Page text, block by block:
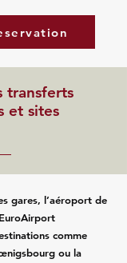
transferts
et sites
gares, l’aéroport de
comme
ou la